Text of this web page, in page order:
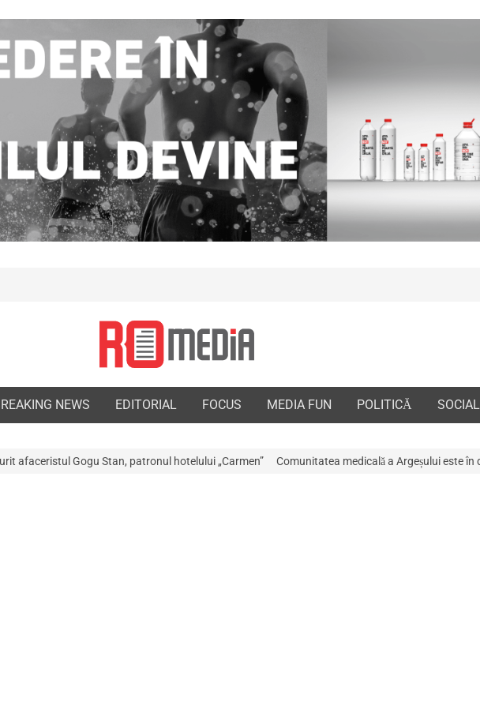
NEWS EDITORIAL FOCUS MEDIA FUN POLITICĂ SOCIAL
patronul hotelului „Carmen” Comunitatea medicală a Argeșului este în doliu! A murit unul…